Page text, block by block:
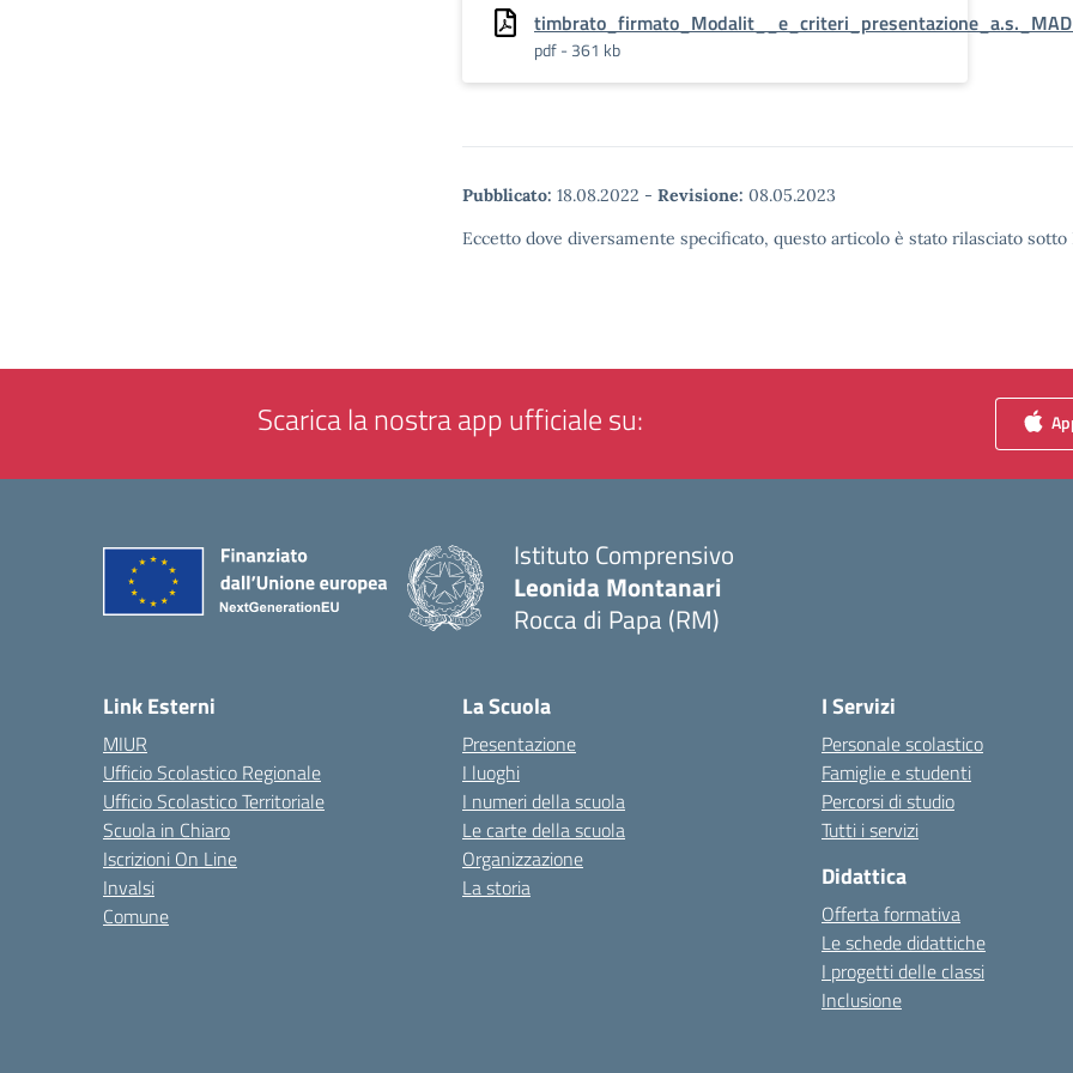
pdf - 361 kb
Pubblicato: 18.08.2022 - Revisione: 08.05.2023
Eccetto dove diversamente specificato, questo articolo è stato rilasciato
Scarica la nostra app ufficiale su:
Istituto Comprensivo
Leonida Montanari
Rocca di Papa (RM)
Link Esterni
MIUR
Ufficio Scolastico Regionale
Ufficio Scolastico Territoriale
Scuola in Chiaro
Iscrizioni On Line
Invalsi
Comune
La Scuola
Presentazione
I luoghi
I numeri della scuola
Le carte della scuola
Organizzazione
La storia
I Servizi
Personale scolastico
Famiglie e studenti
Percorsi di studio
Tutti i servizi
Didattica
Offerta formativa
Le schede didattiche
I progetti delle classi
Inclusione